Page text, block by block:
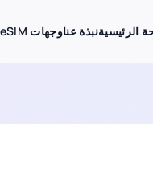
الرئيسيةنبذة عناوجهات eSIM